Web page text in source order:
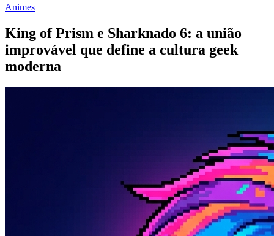
Animes
King of Prism e Sharknado 6: a união
improvável que define a cultura geek
moderna